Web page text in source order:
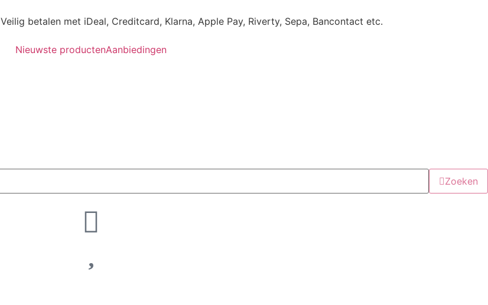
Veilig betalen met iDeal, Creditcard, Klarna, Apple Pay, Riverty, Sepa, Bancontact etc.
Nieuwste productenAanbiedingen
Zoeken